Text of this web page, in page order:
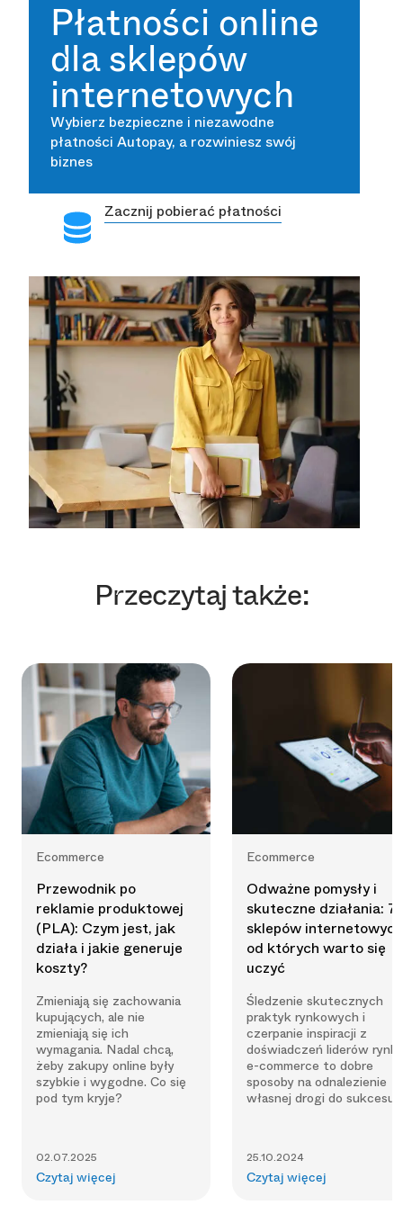
Płatności online
dla sklepów
internetowych
Wybierz bezpieczne i niezawodne
płatności Autopay, a rozwiniesz swój
biznes
Zacznij pobierać płatności
Przeczytaj także:
Ecommerce
Przewodnik po
reklamie produktowej
(PLA): Czym jest, jak
działa i jakie generuje
koszty?
Zmieniają się zachowania
kupujących, ale nie
zmieniają się ich
wymagania. Nadal chcą,
żeby zakupy online były
szybkie i wygodne. Co się
pod tym kryje?
02.07.2025
Czytaj więcej
Ecommerce
Odważne pomysły i
skuteczne działania: 7
sklepów
od których warto się
uczyć
Śledzenie skutecznych
praktyk rynkowych i
czerpanie inspiracji z
doświadczeń liderów
e-commerce to dobre
sposoby na odnalezienie
własnej drogi do sukcesu.
25.10.2024
Czytaj więcej